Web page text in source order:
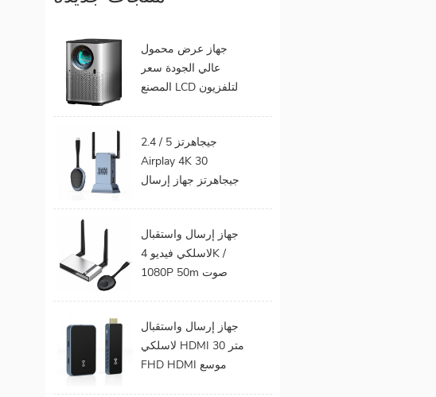
جهاز عرض محمول
عالي الجودة سعر
المصنع LCD لتلفزيون
جيجابايت 32 جيجابايت
واي فاي المسرح
المنزلي
2.4 / 5 جيجاهرتز
Airplay 4K 30
جيجاهرتز جهاز إرسال
جهاز إرسال واستقبال
HDMI لاسلكي
جهاز إرسال واستقبال
لاسلكي فيديو 4K /
1080P 50m صوت
جهاز إرسال واستقبال
لاسلكي HDMI 30 متر
FHD HDMI موسع